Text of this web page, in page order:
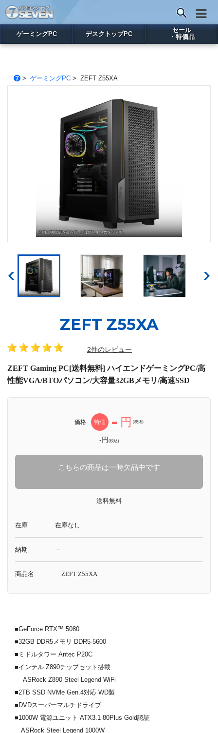
ゲーミングPC デスクトップPC
セール
・特価品
> ゲーミングPC> ZEFT Z55XA
ZEFT Z55XA
2件のレビュー
ZEFT Gaming PC[送料無料] ハイエンドゲーミングPC/高
性能VGA/BTOパソコン/大容量32GBメモリ/高速SSD
価格 特価 - 円 (税抜)
-円(税込)
こちらの商品は一時欠品中です
送料無料
在庫 在庫なし
納期 －
商品名 ZEFT Z55XA
■GeForce RTX™ 5080
■32GB DDR5メモリ DDR5-5600
■ミドルタワー Antec P20C
■インテル Z890チップセット搭載
ASRock Z890 Steel Legend WiFi
■2TB SSD NVMe Gen.4対応 WD製
■DVDスーパーマルチドライブ
■1000W 電源ユニット ATX3.1 80Plus Gold認証
ASRock Steel Legend 1000W